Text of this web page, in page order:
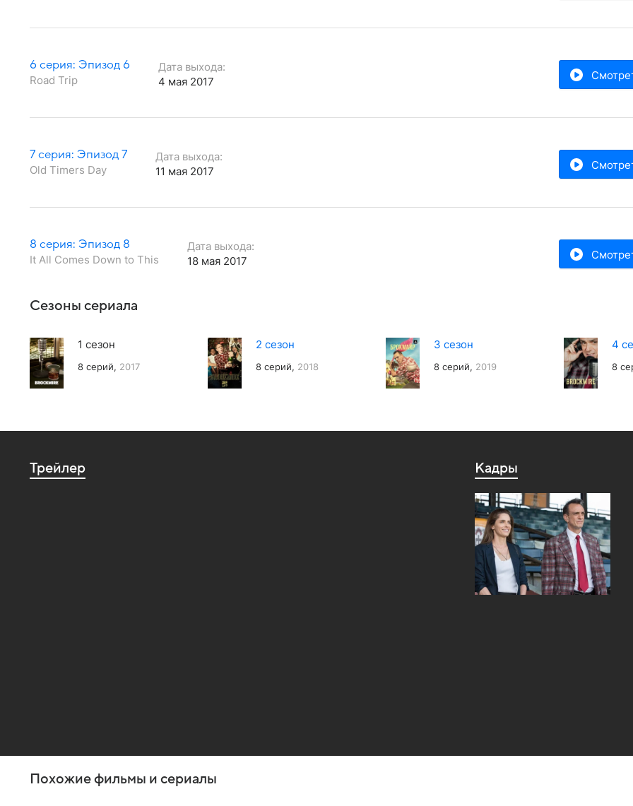
6 серия: Эпизод 6
Road Trip
Дата выхода:
4 мая 2017
7 серия: Эпизод 7
Old Timers Day
Дата выхода:
11 мая 2017
8 серия: Эпизод 8
It All Comes Down to This
Дата выхода:
18 мая 2017
Сезоны сериала
1 сезон
8 серий, 2017
2 сезон
8 серий, 2018
3 сезон
8 серий, 2019
4
8
Трейлер Кадры
Похожие фильмы и сериалы